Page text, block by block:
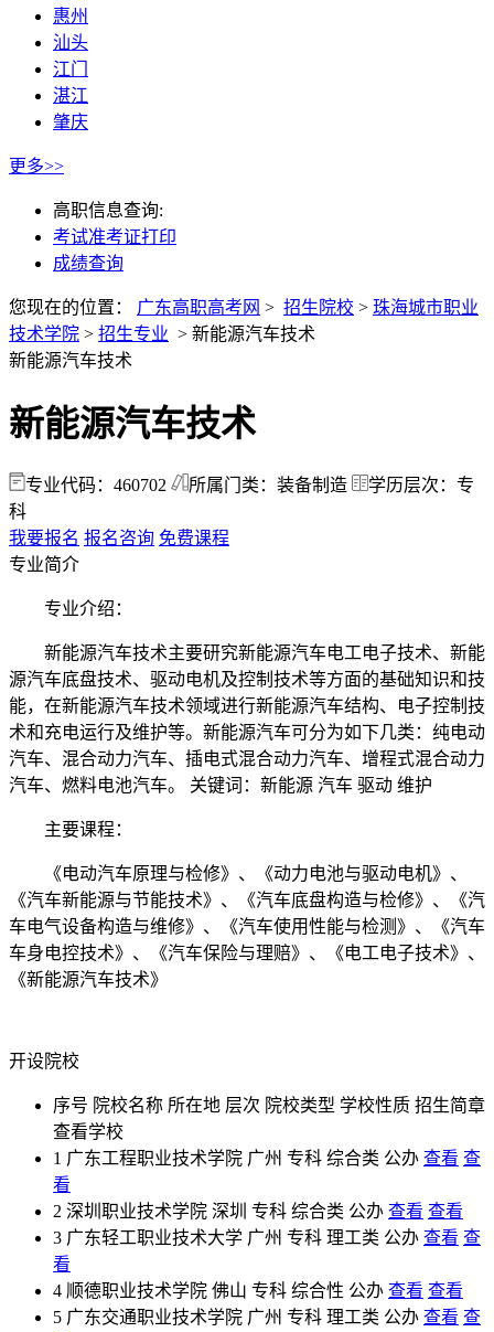
惠州
汕头
江门
湛江
肇庆
更多>>
高职信息查询:
考试准考证打印
成绩查询
您现在的位置： 广东高职高考网 > 招生院校 > 珠海城市职业
技术学院 > 招生专业 > 新能源汽车技术
新能源汽车技术
新能源汽车技术
专业代码：460702 所属门类：装备制造
学历层次：专
科
我要报名 报名咨询 免费课程
专业简介
专业介绍：
新能源汽车技术主要研究新能源汽车电工电子技术、新能
源汽车底盘技术、驱动电机及控制技术等方面的基础知识和技
能，在新能源汽车技术领域进行新能源汽车结构、电子控制技
术和充电运行及维护等。新能源汽车可分为如下几类：纯电动
汽车、混合动力汽车、插电式混合动力汽车、增程式混合动力
汽车、燃料电池汽车。 关键词：新能源 汽车 驱动 维护
主要课程：
《电动汽车原理与检修》、《动力电池与驱动电机》、
《汽车新能源与节能技术》、《汽车底盘构造与检修》、《汽
车电气设备构造与维修》、《汽车使用性能与检测》、《汽车
车身电控技术》、《汽车保险与理赔》、《电工电子技术》、
《新能源汽车技术》
开设院校
序号 院校名称 所在地 层次 院校类型 学校性质 招生简章
查看学校
1 广东工程职业技术学院 广州 专科 综合类 公办 查看 查
看
2 深圳职业技术学院 深圳 专科 综合类 公办 查看 查看
3 广东轻工职业技术大学 广州 专科 理工类 公办 查看 查
看
4 顺德职业技术学院 佛山 专科 综合性 公办 查看 查看
5 广东交通职业技术学院 广州 专科 理工类 公办 查看 查